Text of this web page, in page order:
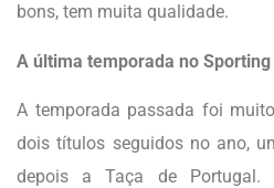
bons, tem muita qualidade.
A última temporada no
A temporada passada foi
dois títulos seguidos no ano,
depois a Taça de